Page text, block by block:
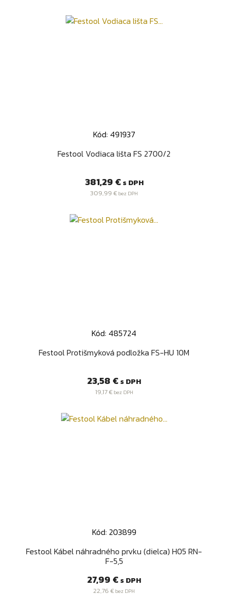
Kód: 491937
Festool Vodiaca lišta FS 2700/2
Cena
381,29 € s DPH
309,99 € bez DPH
Kód: 485724
Festool Protišmyková podložka FS-HU 10M
Cena
23,58 € s DPH
19,17 €bez DPH
Kód: 203899
Festool Kábel náhradného prvku (dielca) H05 RN-
F-5,5
Cena
27,99 € s DPH
22,76 € bez DPH